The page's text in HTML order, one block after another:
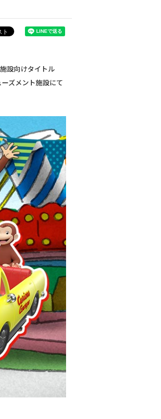
設向けタイトル
ズメント施設にて